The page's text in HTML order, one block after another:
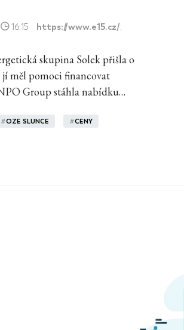
16:15 https://www.e15.cz/,
skupina Solek přišla o
měl pomoci financovat
Group stáhla nabídku…
#OZE SLUNCE #CENY